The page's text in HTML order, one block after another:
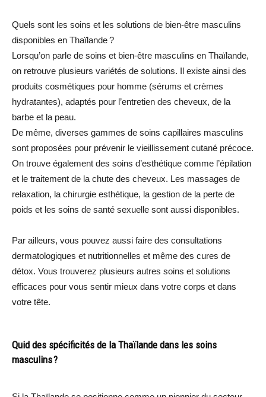
Quels sont les soins et les solutions de bien-être masculins
disponibles en Thaïlande ?
Lorsqu’on parle de soins et bien-être masculins en Thaïlande,
on retrouve plusieurs variétés de solutions. Il existe ainsi des
produits cosmétiques pour homme (sérums et crèmes
hydratantes), adaptés pour l’entretien des cheveux, de la
barbe et la peau.
De même, diverses gammes de soins capillaires masculins
sont proposées pour prévenir le vieillissement cutané précoce.
On trouve également des soins d’esthétique comme l’épilation
et le traitement de la chute des cheveux. Les massages de
relaxation, la chirurgie esthétique, la gestion de la perte de
poids et les soins de santé sexuelle sont aussi disponibles.
Par ailleurs, vous pouvez aussi faire des consultations
dermatologiques et nutritionnelles et même des cures de
détox. Vous trouverez plusieurs autres soins et solutions
efficaces pour vous sentir mieux dans votre corps et dans
votre tête.
Quid des spécificités de la Thaïlande dans les soins
masculins ?